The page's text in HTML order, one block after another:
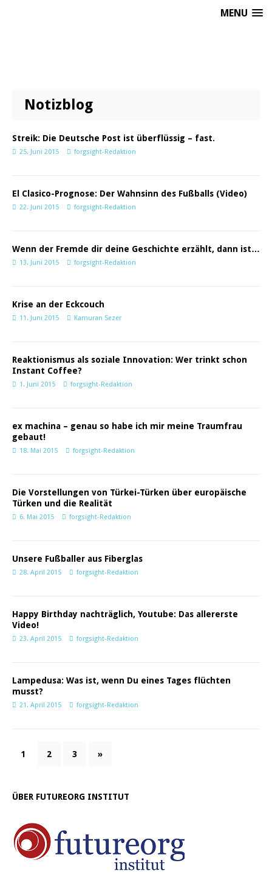
MENU
Notizblog
Streik: Die Deutsche Post ist überflüssig – fast.
25. Juni 2015 forgsight-Redaktion
El Clasico-Prognose: Der Wahnsinn des Fußballs (Video)
22. Juni 2015 forgsight-Redaktion
Wenn der Fremde dir deine Geschichte erzählt, dann ist…
13. Juni 2015 forgsight-Redaktion
Krise an der Eckcouch
11. Juni 2015 Kamuran Sezer
Reaktionismus als soziale Innovation: Wer trinkt schon
Instant Coffee?
1. Juni 2015 forgsight-Redaktion
ex machina – genau so habe ich mir meine Traumfrau
gebaut!
18. Mai 2015 forgsight-Redaktion
Die Vorstellungen von Türkei-Türken über europäische
Türken und die Realität
6. Mai 2015 forgsight-Redaktion
Unsere Fußballer aus Fiberglas
28. April 2015 forgsight-Redaktion
Happy Birthday nachträglich, Youtube: Das allererste
Video!
23. April 2015 forgsight-Redaktion
Lampedusa: Was ist, wenn Du eines Tages flüchten
musst?
21. April 2015 forgsight-Redaktion
1 2 3 »
ÜBER FUTUREORG INSTITUT